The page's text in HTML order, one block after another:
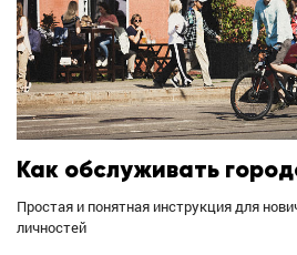
Как обслуживать
Простая и понятная инструкция для
личностей